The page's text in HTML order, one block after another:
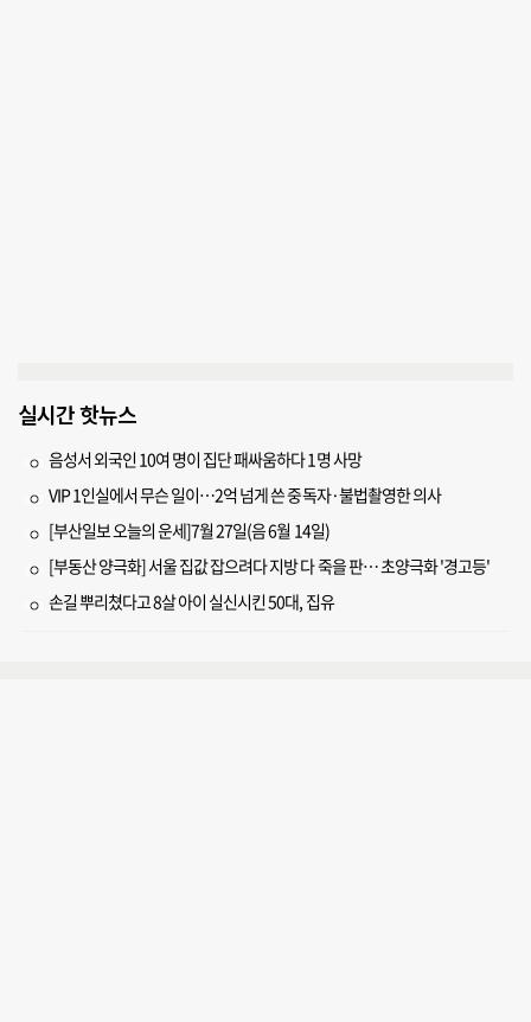
실시간 핫뉴스
음성서 외국인 10여 명이 집단 패싸움하다 1명 사망
VIP 1인실에서 무슨 일이…2억 넘게 쓴 중독자·불법촬영한 의사
[부산일보 오늘의 운세]7월 27일(음 6월 14일)
[부동산 양극화] 서울 집값 잡으려다 지방 다 죽을 판… 초양극화 '경고등'
손길 뿌리쳤다고 8살 아이 실신시킨 50대, 집유